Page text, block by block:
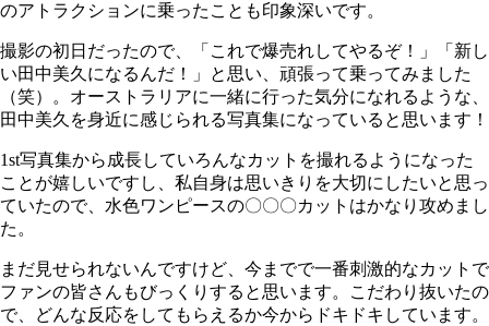
のアトラクションに乗ったことも印象深いです。
撮影の初日だったので、「これで爆売れしてやるぞ！」「新し
い田中美久になるんだ！」と思い、頑張って乗ってみました
（笑）。オーストラリアに一緒に行った気分になれるような、
田中美久を身近に感じられる写真集になっていると思います！
1st写真集から成長していろんなカットを撮れるようになった
ことが嬉しいですし、私自身は思いきりを大切にしたいと思っ
ていたので、水色ワンピースの〇〇〇カットはかなり攻めまし
た。
まだ見せられないんですけど、今までで一番刺激的なカットで
ファンの皆さんもびっくりすると思います。こだわり抜いたの
で、どんな反応をしてもらえるか今からドキドキしています。